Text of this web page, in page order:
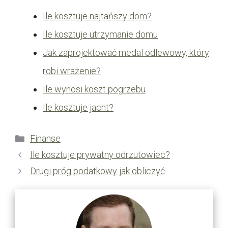
Ile kosztuje najtańszy dom?
Ile kosztuje utrzymanie domu
Jak zaprojektować medal odlewowy, który
robi wrażenie?
Ile wynosi koszt pogrzebu
Ile kosztuje jacht?
Kategorie
Finanse
Ile kosztuje prywatny odrzutowiec?
Drugi próg podatkowy jak obliczyć